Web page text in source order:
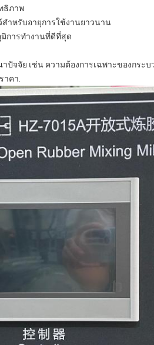
ธิภาพ
าหรับอายุการใช้งานยาวนาน
การทํางานที่ดีที่สุด
จจัย เช่น ความต้องการเฉพาะของกร
าคา.